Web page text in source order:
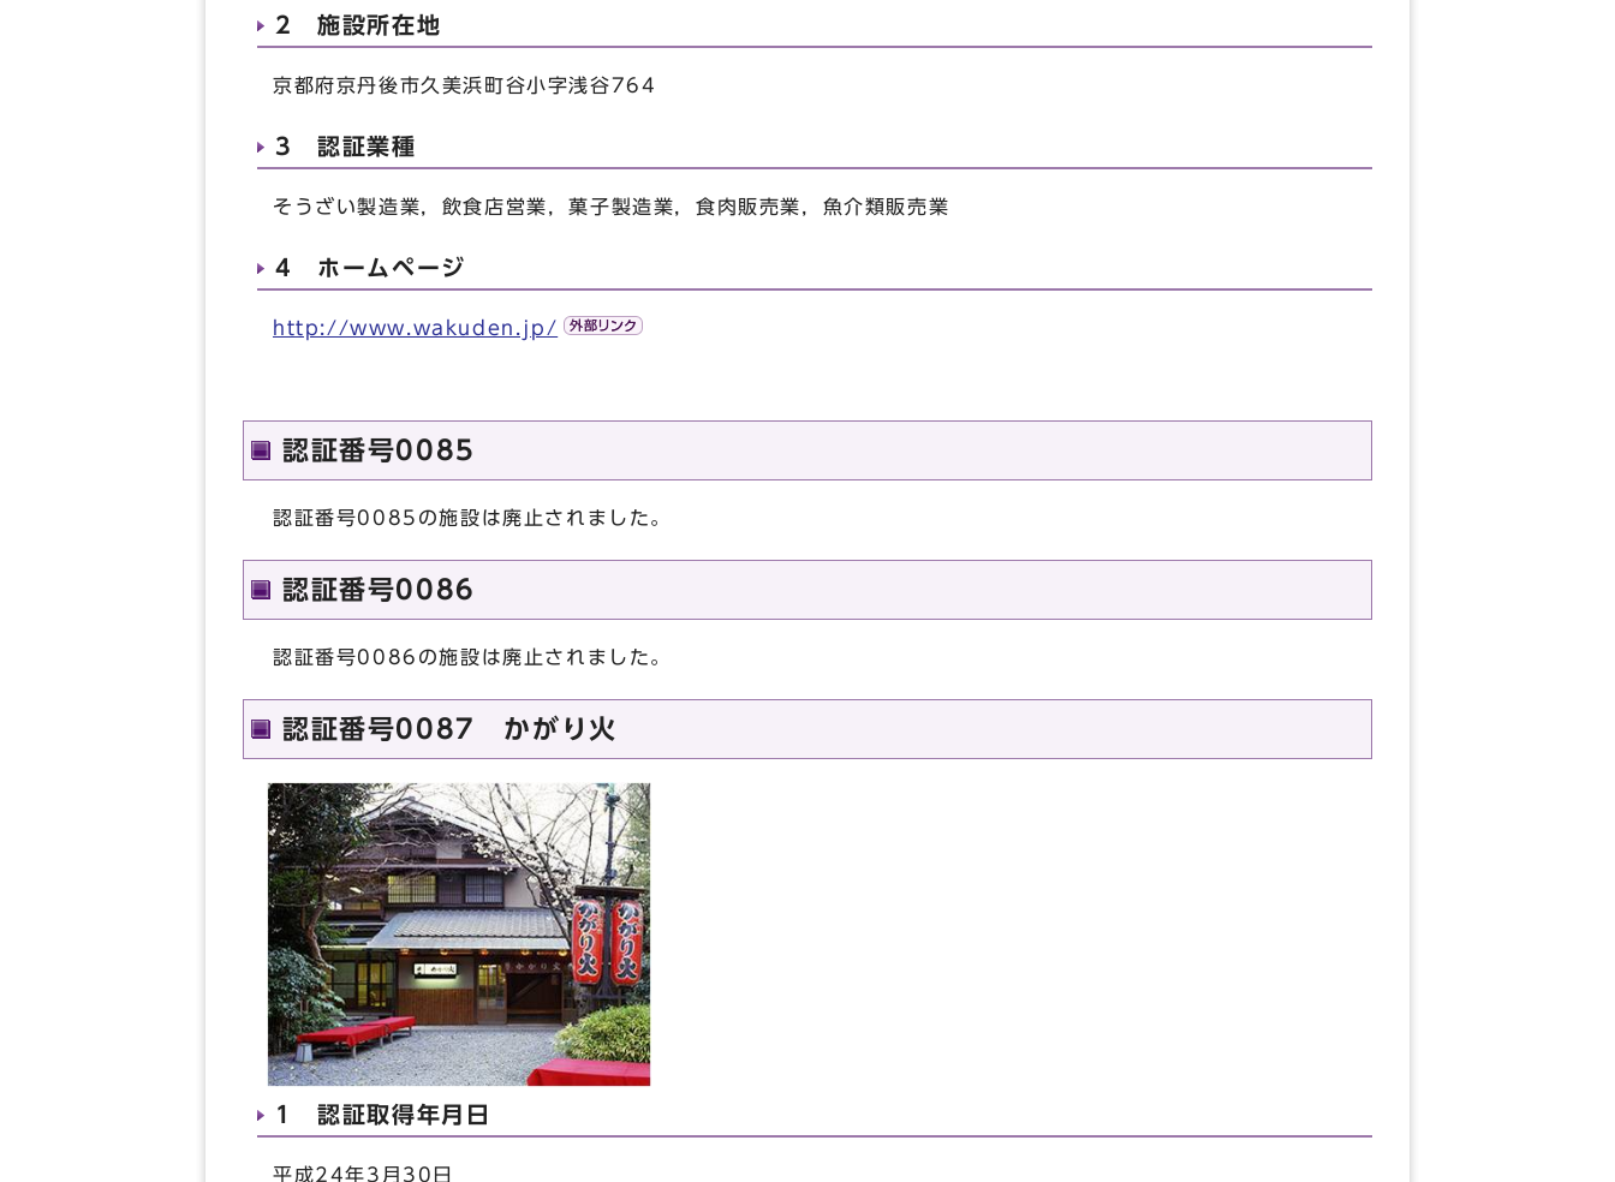
2 施設所在地
京都府京丹後市久美浜町谷小字浅谷764
3 認証業種
そうざい製造業，飲食店営業，菓子製造業，食肉販売業，魚介類販売業
4 ホームページ
http://www.wakuden.jp/
認証番号0085
認証番号0085の施設は廃止されました。
認証番号0086
認証番号0086の施設は廃止されました。
認証番号0087 かがり火
1 認証取得年月日
平成24年3月30日